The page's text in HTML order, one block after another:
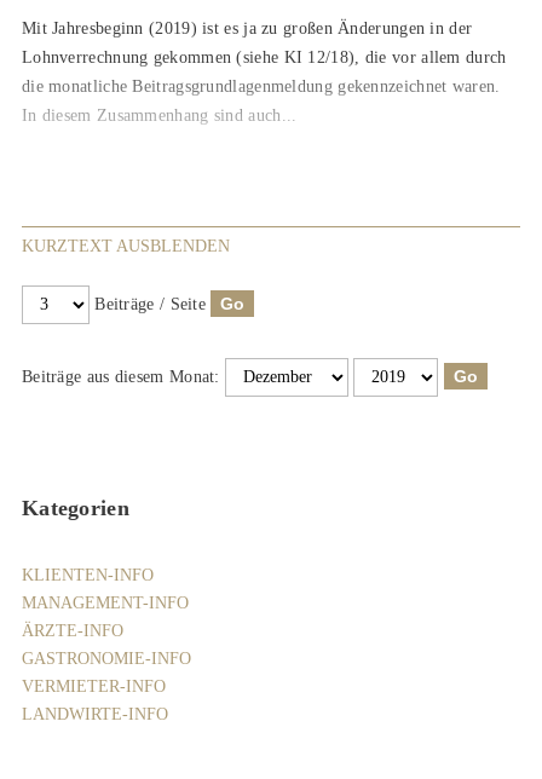
Mit Jahresbeginn (2019) ist es ja zu großen Änderungen in der
Lohnverrechnung gekommen (siehe KI 12/18), die vor allem durch
die monatliche Beitragsgrundlagenmeldung gekennzeichnet waren.
In diesem Zusammenhang sind auch...
KURZTEXT AUSBLENDEN
Beiträge / Seite
Beiträge aus diesem Monat:
Kategorien
KLIENTEN-INFO
MANAGEMENT-INFO
ÄRZTE-INFO
GASTRONOMIE-INFO
VERMIETER-INFO
LANDWIRTE-INFO